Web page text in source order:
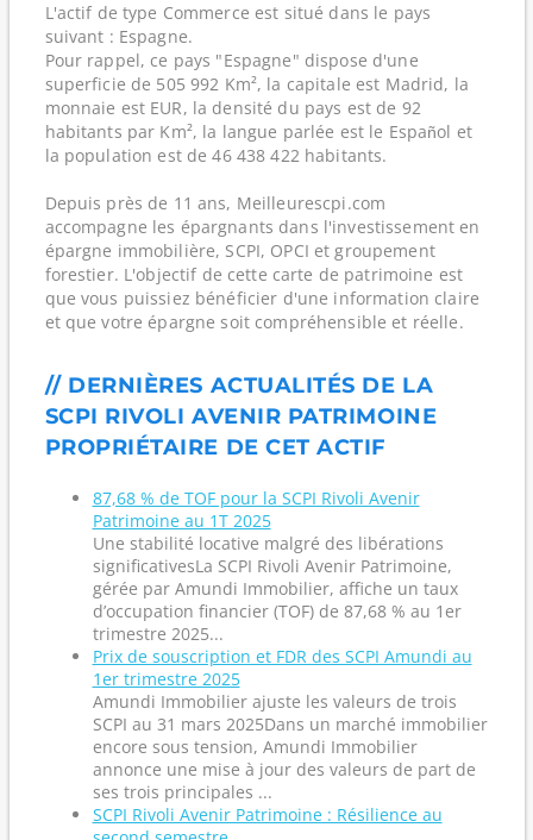
L'actif de type Commerce est situé dans le pays
suivant : Espagne.
Pour rappel, ce pays "Espagne" dispose d'une
superficie de 505 992 Km², la capitale est Madrid, la
monnaie est EUR, la densité du pays est de 92
habitants par Km², la langue parlée est le Español et
la population est de 46 438 422 habitants.
Depuis près de 11 ans, Meilleurescpi.com
accompagne les épargnants dans l'investissement en
épargne immobilière, SCPI, OPCI et groupement
forestier. L'objectif de cette carte de patrimoine est
que vous puissiez bénéficier d'une information claire
et que votre épargne soit compréhensible et réelle.
// DERNIÈRES ACTUALITÉS DE LA
SCPI RIVOLI AVENIR PATRIMOINE
PROPRIÉTAIRE DE CET ACTIF
87,68 % de TOF pour la SCPI Rivoli Avenir
Patrimoine au 1T 2025
Une stabilité locative malgré des libérations
significativesLa SCPI Rivoli Avenir Patrimoine,
gérée par Amundi Immobilier, affiche un taux
d’occupation financier (TOF) de 87,68 % au 1er
trimestre 2025...
Prix de souscription et FDR des SCPI Amundi au
1er trimestre 2025
Amundi Immobilier ajuste les valeurs de trois
SCPI au 31 mars 2025Dans un marché immobilier
encore sous tension, Amundi Immobilier
annonce une mise à jour des valeurs de part de
ses trois principales ...
SCPI Rivoli Avenir Patrimoine : Résilience au